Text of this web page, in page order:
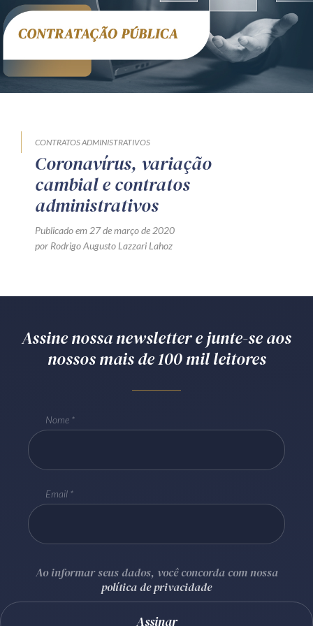
Av. Sete de Setembro, 4698
Batel Curitiba/PR CEP80240-000
Whatsapp (41) 98881-6616
CONTRATOS ADMINISTRATIVOS
Coronavírus, variação
cambial e contratos
administrativos
Publicado em 27 de março de 2020
por Rodrigo Augusto Lazzari Lahoz
Assine nossa newsletter e junte-se aos
nossos mais de 100 mil leitores
Nome
Email
Ao informar seus dados, você concorda com nossa
política de privacidade